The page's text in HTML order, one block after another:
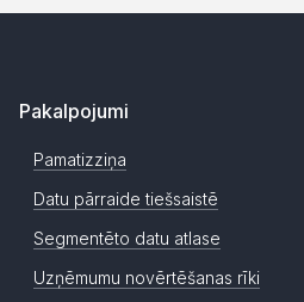
Pakalpojumi
Pamatizziņa
Datu pārraide tiešsaistē
Segmentēto datu atlase
Uzņēmumu novērtēšanas rīki